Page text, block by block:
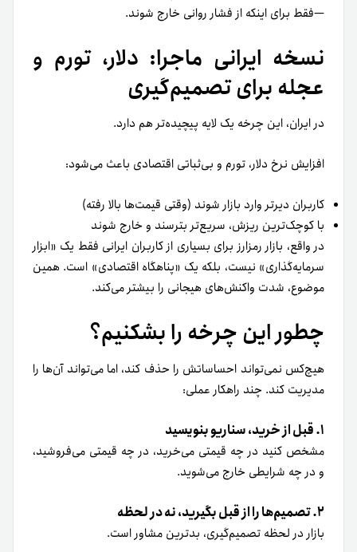
—فقط برای اینکه از فشار روانی خارج شوند.
نسخه ایرانی ماجرا: دلار، تورم و
عجله برای تصمیم‌گیری
در ایران، این چرخه یک لایه پیچیده‌تر هم دارد.
افزایش نرخ دلار، تورم و بی‌ثباتی اقتصادی باعث می‌شود:
کاربران دیرتر وارد بازار شوند (وقتی قیمت‌ها بالا رفته)
با کوچک‌ترین ریزش، سریع‌تر بترسند و خارج شوند
در واقع، بازار رمزارز برای بسیاری از کاربران ایرانی فقط یک «ابزار
سرمایه‌گذاری» نیست، بلکه یک «پناهگاه اقتصادی» است. همین
موضوع، شدت واکنش‌های هیجانی را بیشتر می‌کند.
چطور این چرخه را بشکنیم؟
هیچ‌کس نمی‌تواند احساساتش را حذف کند، اما می‌تواند آن‌ها را
مدیریت کند. چند راهکار عملی:
۱. قبل از خرید، سناریو بنویسید
مشخص کنید در چه قیمتی می‌خرید، در چه قیمتی می‌فروشید،
و در چه شرایطی خارج می‌شوید.
۲. تصمیم‌ها را از قبل بگیرید، نه در لحظه
بازار در لحظه تصمیم‌گیری، بدترین مشاور است.